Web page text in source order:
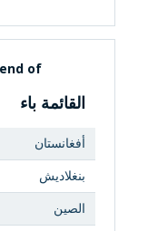
of
القائمة باء
أفغانستان
بنغلاديش
الصين